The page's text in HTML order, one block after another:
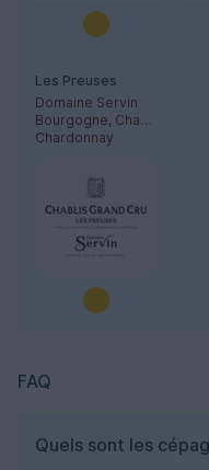
Les Preuses
Domaine Servin
Bourgogne, Chablis
Chardonnay
FAQ
Quels sont les